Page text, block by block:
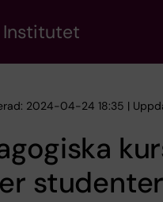
Institutet
2024-04-24 18:35 |